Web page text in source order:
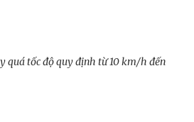
quá tốc độ quy định từ 10 km/h đến